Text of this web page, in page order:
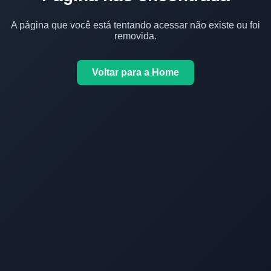
A página que você está tentando acessar não existe ou foi
removida.
Voltar para a Home